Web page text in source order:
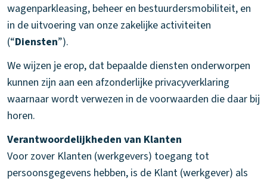
wagenparkleasing, beheer en bestuurdersmobiliteit, en
in de uitvoering van onze zakelijke activiteiten
(“Diensten”).
We wijzen je erop, dat bepaalde diensten onderworpen
kunnen zijn aan een afzonderlijke privacyverklaring
waarnaar wordt verwezen in de voorwaarden die daar bij
horen.
Verantwoordelijkheden van Klanten
Voor zover Klanten (werkgevers) toegang tot
persoonsgegevens hebben, is de Klant (werkgever) als